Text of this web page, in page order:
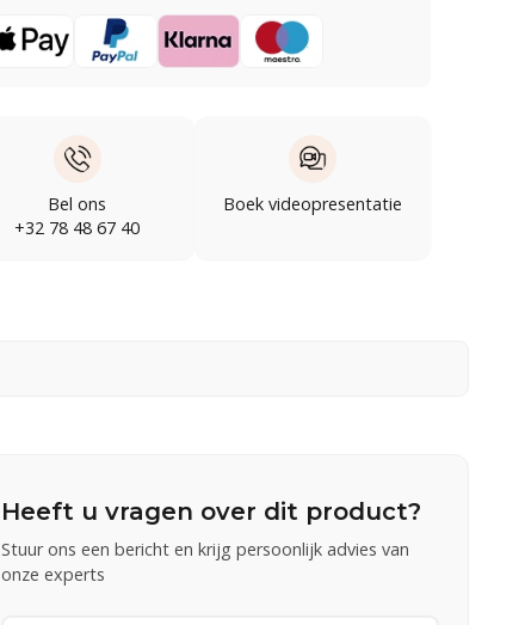
Bel ons
+32 78 48 67 40
Boek videopresentatie
Heeft u vragen over dit product?
Stuur ons een bericht en krijg persoonlijk advies van
onze experts